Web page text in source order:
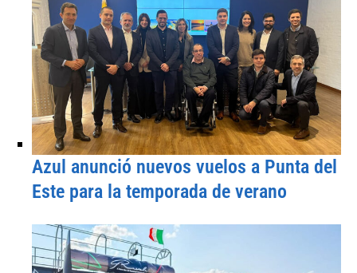
Azul anunció nuevos vuelos a Punta del
Este para la temporada de verano